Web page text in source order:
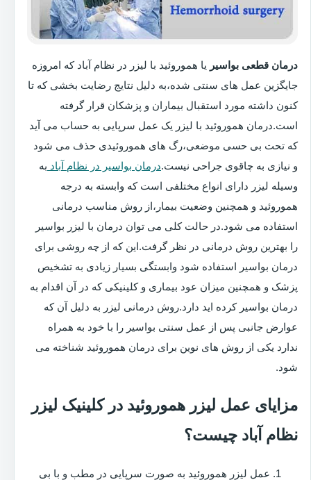
درمان قطعی بواسیر یا هموروئید با لیزر در نظام آباد که امروزه
جایگزین عمل های سنتی شده،به دلیل نتایج رضایت بخشی که تا
کنون داشته مورد استقبال بیماران و پزشکان قرار گرفته
است.درمان هموروئید با لیزر یک عمل سرپایی به حساب می آید
که تحت بی حسی موضعی،رگ های هموروئیدی حذف می شود
و نیازی به چاقوی جراحی نیست.درمان بواسیر در نظام آباد به
وسیله لیزر دارای انواع مختلفی است که وابسته به درجه
هموروئید و همچنین وضعیت بیمار،از روش مناسب درمانی
استفاده می شود.در حالت کلی می توان درمان با لیزر بواسیر
را بهترین روش درمانی در نظر گرفت.این که از چه روشی برای
درمان بواسیر استفاده شود وابستگی بسیار زیادی به تشخیص
پزشک و همچنین میزان عود بیماری و کلینیکی که در آن اقدام به
درمان بواسیر کرده اید دارد.روش درمانی لیزر به دلیل آن که
عوارض جانبی پس از عمل سنتی بواسیر را با خود به همراه
ندارد یکی از روش های نوین برای درمان هموروئید شناخته می
شود.
مزایای عمل لیزر هموروئید در کلینیک لیزر
نظام آباد چیست؟
عمل لیزر هموروئید به صورت سرپایی در مطب و با بی